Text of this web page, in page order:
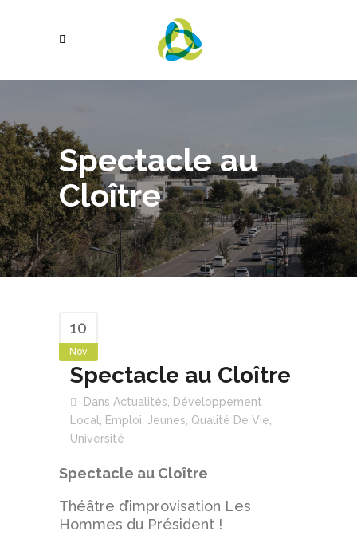
Spectacle au
Cloître
10
Nov
Spectacle au Cloître
Dans Actualités Développement
Local
Emploi Jeunes Qualité De Vie
Université
Spectacle au Cloître
Théâtre d’improvisation Les
Hommes du Président !